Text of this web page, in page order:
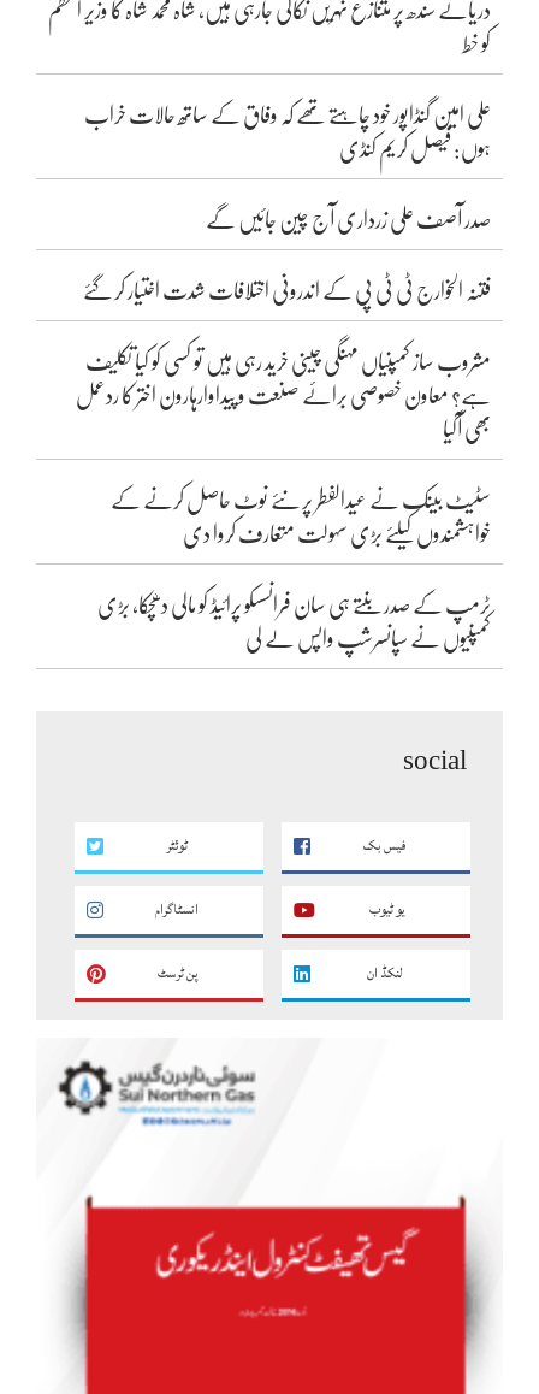
دریائے سندھ پر متنازع نہریں نکالی جارہی ہیں، شاہ محمد شاہ کا وزیر اعظم
کو خط
علی امین گنڈاپور خود چاہتے تھے کہ وفاق کے ساتھ حالات خراب
ہوں: فیصل کریم کنڈی
صدر آصف علی زرداری آج چین جائیں گے
فتنہ الخوارج ٹی ٹی پی کے اندرونی اختلافات شدت اختیار کر گئے
مشروب ساز کمپنیاں مہنگی چینی خرید رہی ہیں تو کسی کو کیا تکلیف
ہے؟ معاون خصوصی برائے صنعت و پیداوارہارون اختر کا ردعمل
بھی آگیا
سٹیٹ بینک نے عیدالفطر پر نئے نوٹ حاصل کرنے کے
خواہشمندوں کیلئے بڑی سہولت متعارف کروا دی
ٹرمپ کے صدر بنتے ہی سان فرانسسکو پرائیڈ کو مالی دھچکا، بڑی
کمپنیوں نے سپانسرشپ واپس لے لی
social
فیس بک ٹوئٹر
یو ٹیوب انسٹاگرام
لنکڈ ان پن ٹرسٹ